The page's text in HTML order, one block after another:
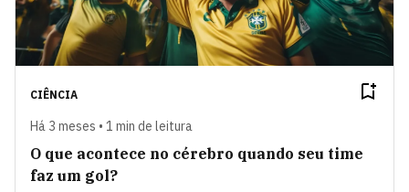
CIÊNCIA
Há 3 meses • 1 min de leitura
O que acontece no cérebro quando seu time
faz um gol?